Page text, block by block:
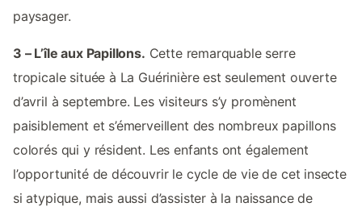
paysager.
3 – L’île aux Papillons. Cette remarquable serre
tropicale située à La Guérinière est seulement ouverte
d’avril à septembre. Les visiteurs s’y promènent
paisiblement et s’émerveillent des nombreux papillons
colorés qui y résident. Les enfants ont également
l’opportunité de découvrir le cycle de vie de cet insecte
si atypique, mais aussi d’assister à la naissance de